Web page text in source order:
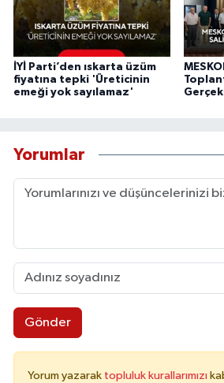
İYİ Parti’den ıskarta üzüm
fiyatına tepki 'Üreticinin
emeği yok sayılamaz'
Yorumlar
Gönder
Yorum yazarak topluluk kurallarımızı